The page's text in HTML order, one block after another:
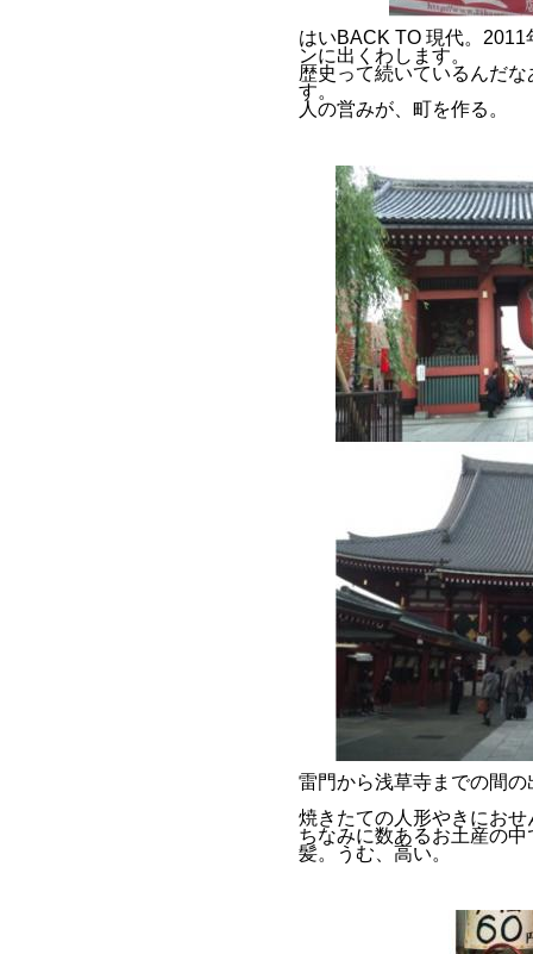
はいBACK TO 現代。
ンに出くわします。
歴史って続いているんだ
す。
人の営みが、町を作る。
雷門から浅草寺までの間
焼きたての人形やきにお
ちなみに数あるお土産の
髪。うむ、高い。